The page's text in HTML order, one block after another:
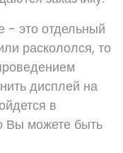
- это отдельный
раскололся, то
дисплей на
в
Вы можете быть